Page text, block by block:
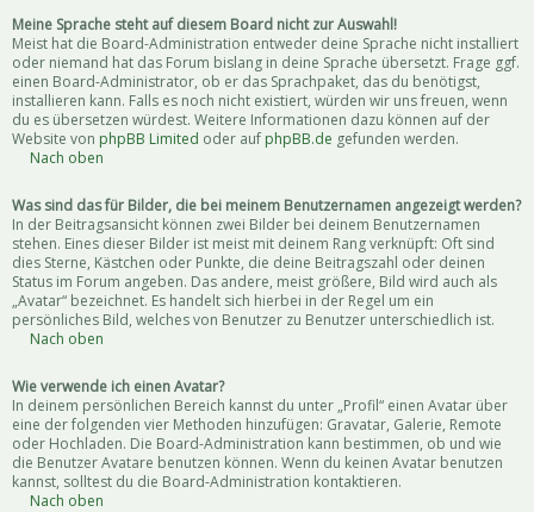
Meine Sprache steht auf diesem Board nicht zur Auswahl!
Meist hat die Board-Administration entweder deine Sprache nicht installiert
oder niemand hat das Forum bislang in deine Sprache übersetzt. Frage ggf.
einen Board-Administrator, ob er das Sprachpaket, das du benötigst,
installieren kann. Falls es noch nicht existiert, würden wir uns freuen, wenn
du es übersetzen würdest. Weitere Informationen dazu können auf der
Website von phpBB Limited oder auf phpBB.de gefunden werden.
Nach oben
Was sind das für Bilder, die bei meinem Benutzernamen angezeigt werden?
In der Beitragsansicht können zwei Bilder bei deinem Benutzernamen
stehen. Eines dieser Bilder ist meist mit deinem Rang verknüpft: Oft sind
dies Sterne, Kästchen oder Punkte, die deine Beitragszahl oder deinen
Status im Forum angeben. Das andere, meist größere, Bild wird auch als
„Avatar“ bezeichnet. Es handelt sich hierbei in der Regel um ein
persönliches Bild, welches von Benutzer zu Benutzer unterschiedlich ist.
Nach oben
Wie verwende ich einen Avatar?
In deinem persönlichen Bereich kannst du unter „Profil“ einen Avatar über
eine der folgenden vier Methoden hinzufügen: Gravatar, Galerie, Remote
oder Hochladen. Die Board-Administration kann bestimmen, ob und wie
die Benutzer Avatare benutzen können. Wenn du keinen Avatar benutzen
kannst, solltest du die Board-Administration kontaktieren.
Nach oben